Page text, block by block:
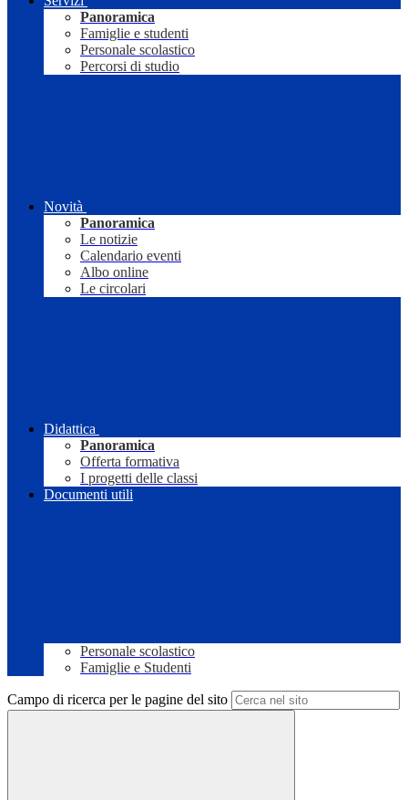
Panoramica
Famiglie e studenti
Personale scolastico
Percorsi di studio
Novità
Panoramica
Le notizie
Calendario eventi
Albo online
Le circolari
Didattica
Panoramica
Offerta formativa
I progetti delle classi
Documenti utili
Personale scolastico
Famiglie e Studenti
Campo di ricerca per le pagine del sito